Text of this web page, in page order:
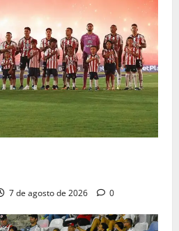
7 de agosto de 2026 0